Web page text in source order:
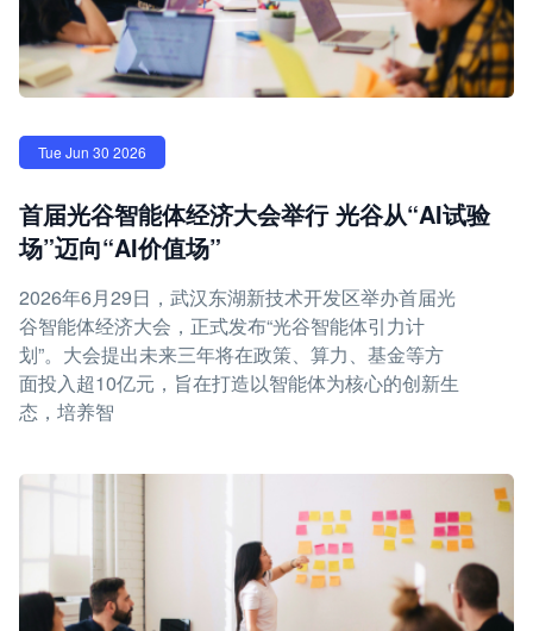
Tue Jun 30 2026
首届光谷智能体经济大会举行 光谷从“AI试验
场”迈向“AI价值场”
2026年6月29日，武汉东湖新技术开发区举办首届光
谷智能体经济大会，正式发布“光谷智能体引力计
划”。大会提出未来三年将在政策、算力、基金等方
面投入超10亿元，旨在打造以智能体为核心的创新生
态，培养智